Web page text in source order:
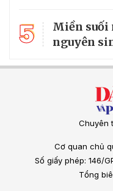
5
Miền suối
nguyên
Chuyên
Cơ quan chủ
Số giấy phép: 146/
Tổng